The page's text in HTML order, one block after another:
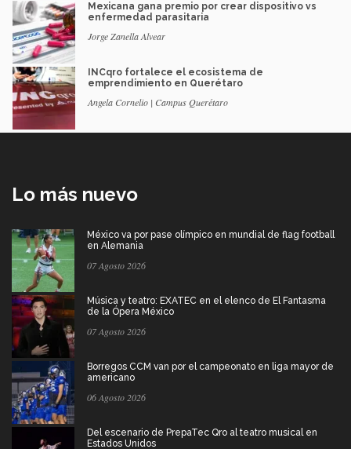
Mexicana gana premio por crear dispositivo vs
enfermedad parasitaria
Jorge Zanella Alvear
INCqro fortalece el ecosistema de
emprendimiento en Querétaro
Angela Cornelio | Campus Querétaro
Lo más nuevo
México va por pase olímpico en mundial de flag football
en Alemania
07 Agosto 2026
Música y teatro: EXATEC en el elenco de El Fantasma
de la Ópera México
07 Agosto 2026
Borregos CCM van por el campeonato en liga mayor de
americano
06 Agosto 2026
Del escenario de PrepaTec Qro al teatro musical en
Estados Unidos